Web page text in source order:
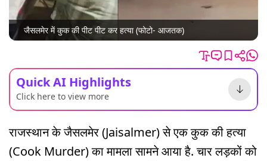
जैसलमेर में कुक की पीट पीट कर हत्या (फोटो- आजतक)
Quick AI Highlights
Click here to view more
राजस्थान के जैसलमेर (Jaisalmer) से एक कुक की हत्या
(Cook Murder) का मामला सामने आया है. चार लड़कों को